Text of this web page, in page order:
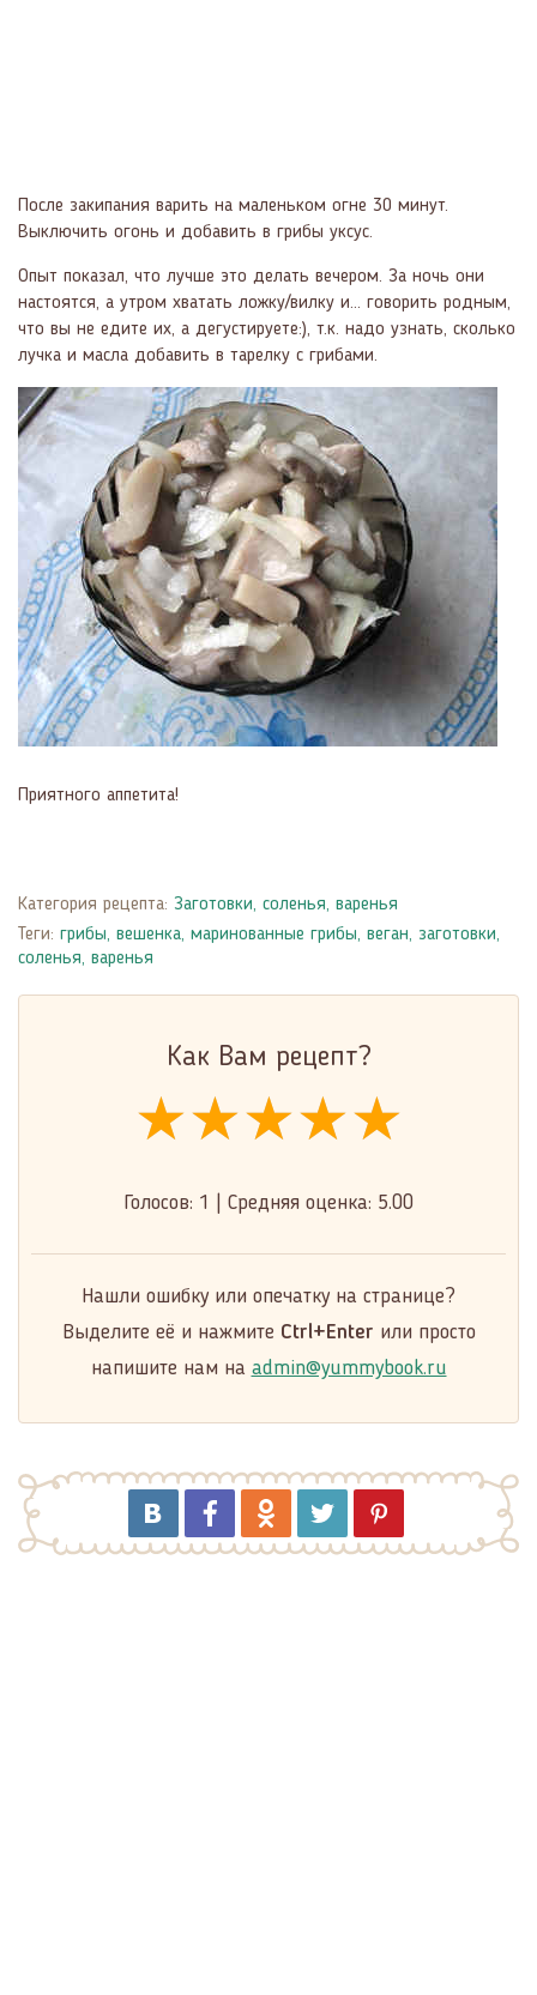
После закипания варить на маленьком огне 30 минут.
Выключить огонь и добавить в грибы уксус.
Опыт показал, что лучше это делать вечером. За ночь они
настоятся, а утром хватать ложку/вилку и… говорить родным,
что вы не едите их, а дегустируете:), т.к. надо узнать, сколько
лучка и масла добавить в тарелку с грибами.
Приятного аппетита!
Категория рецепта: Заготовки, соленья, варенья
Теги: грибы, вешенка, маринованные грибы, веган, заготовки,
соленья, варенья
Как Вам рецепт?
★★★★★
★★★★★
★★★★★
Голосов: 1 Средняя оценка: 5.00
Нашли ошибку или опечатку на странице?
Выделите её и нажмите Ctrl+Enter или просто
напишите нам на admin@yummybook.ru